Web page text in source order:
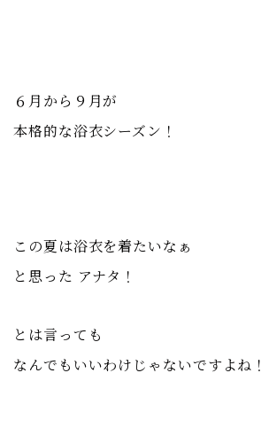
６月から９月が
本格的な浴衣シーズン！
この夏は浴衣を着たいなぁ
と思った アナタ！
とは言っても
なんでもいいわけじゃないですよね！